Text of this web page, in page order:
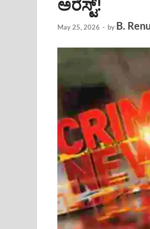
ಅರೆಸ್ಟ್!
May 25, 2026 - by B.